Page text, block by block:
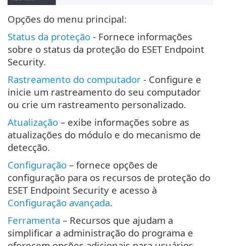
Opções do menu principal:
Status da proteção - Fornece informações
sobre o status da proteção do ESET Endpoint
Security.
Rastreamento do computador - Configure e
inicie um rastreamento do seu computador
ou crie um rastreamento personalizado.
Atualização – exibe informações sobre as
atualizações do módulo e do mecanismo de
detecção.
Configuração – fornece opções de
configuração para os recursos de proteção do
ESET Endpoint Security e acesso à
Configuração avançada.
Ferramenta – Recursos que ajudam a
simplificar a administração do programa e